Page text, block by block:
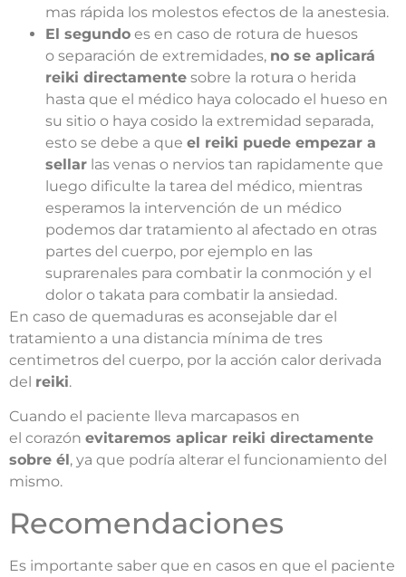
mas rápida los molestos efectos de la anestesia.
El segundo es en caso de rotura de huesos
o separación de extremidades, no se aplicará
reiki directamente sobre la rotura o herida
hasta que el médico haya colocado el hueso en
su sitio o haya cosido la extremidad separada,
esto se debe a que el reiki puede empezar a
sellar las venas o nervios tan rapidamente que
luego dificulte la tarea del médico, mientras
esperamos la intervención de un médico
podemos dar tratamiento al afectado en otras
partes del cuerpo, por ejemplo en las
suprarenales para combatir la conmoción y el
dolor o takata para combatir la ansiedad.
En caso de quemaduras es aconsejable dar el
tratamiento a una distancia mínima de tres
centimetros del cuerpo, por la acción calor derivada
del reiki.
Cuando el paciente lleva marcapasos en
el corazón evitaremos aplicar reiki directamente
sobre él , ya que podría alterar el funcionamiento del
mismo.
Recomendaciones
Es importante saber que en casos en que el paciente